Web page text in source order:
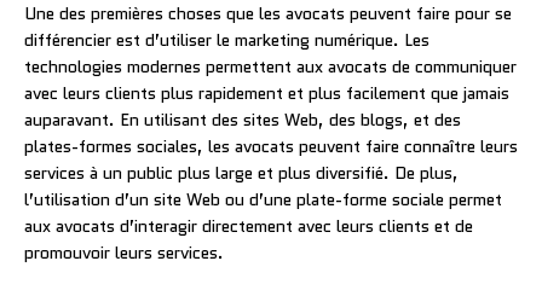
Une des premières choses que les avocats peuvent faire pour se
différencier est d’utiliser le marketing numérique. Les
technologies modernes permettent aux avocats de communiquer
avec leurs clients plus rapidement et plus facilement que jamais
auparavant. En utilisant des sites Web, des blogs, et des
plates-formes sociales, les avocats peuvent faire connaître leurs
services à un public plus large et plus diversifié. De plus,
l’utilisation d’un site Web ou d’une plate-forme sociale permet
aux avocats d’interagir directement avec leurs clients et de
promouvoir leurs services.